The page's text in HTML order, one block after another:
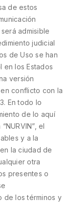
de estos
admisible
judicial
de Uso se han
en los Estados
versión
conflicto con la
En todo lo
de lo aquí
el
y a la
la ciudad de
otra
presentes o
de los términos y